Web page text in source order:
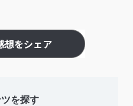
想をシェア
を探す